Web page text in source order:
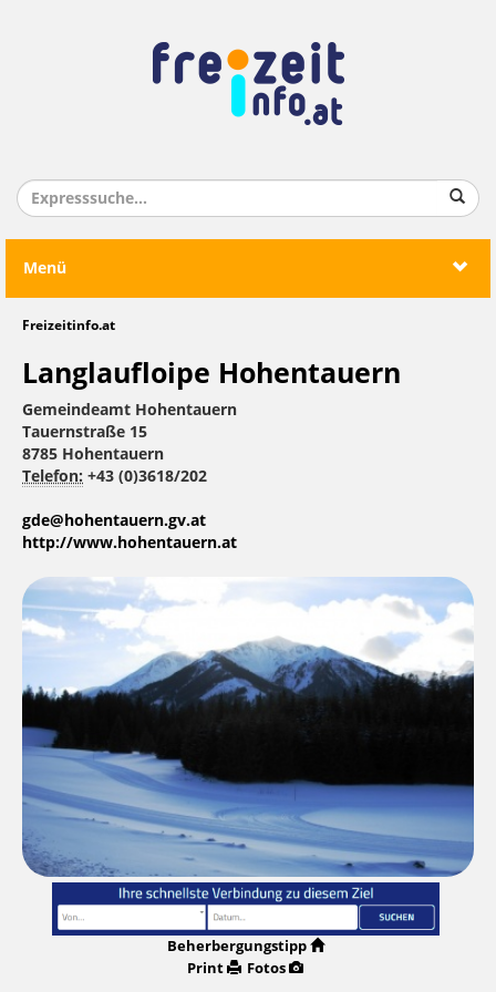
Menü
Freizeitinfo.at
Langlaufloipe Hohentauern
Gemeindeamt Hohentauern
Tauernstraße 15
8785 Hohentauern
Telefon: +43 (0)3618/202
gde@hohentauern.gv.at
http://www.hohentauern.at
Beherbergungstipp
Print
Fotos